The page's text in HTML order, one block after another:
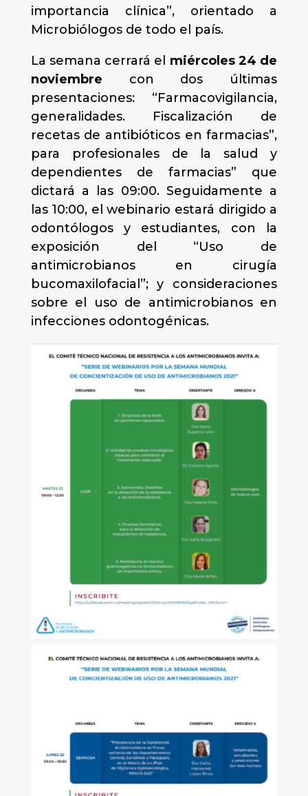
importancia clínica”, orientado a
Microbiólogos de todo el país.
La semana cerrará el miércoles 24 de
noviembre con dos últimas
presentaciones: “Farmacovigilancia,
generalidades. Fiscalización de
recetas de antibióticos en farmacias”,
para profesionales de la salud y
dependientes de farmacias” que
dictará a las 09:00. Seguidamente a
las 10:00, el webinario estará dirigido a
odontólogos y estudiantes, con la
exposición del “Uso de
antimicrobianos en cirugía
bucomaxilofacial”; y consideraciones
sobre el uso de antimicrobianos en
infecciones odontogénicas.